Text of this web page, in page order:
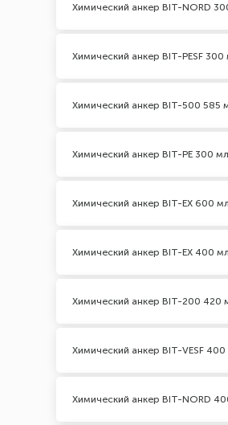
Химический анкер BIT-NORD
Химический анкер BIT-PESF
Химический анкер BIT-500 585
Химический анкер BIT-PE 300
Химический анкер BIT-EX 600
Химический анкер BIT-EX 400
Химический анкер BIT-200 420
Химический анкер BIT-VESF
Химический анкер BIT-NORD